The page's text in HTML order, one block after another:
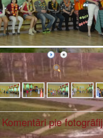
Komentāri pie